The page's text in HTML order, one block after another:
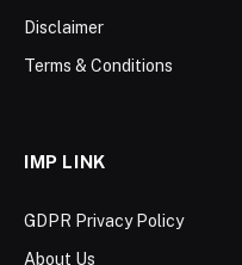
Disclaimer
Terms & Conditions
IMP LINK
GDPR Privacy Policy
About Us